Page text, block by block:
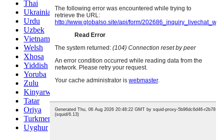
Thai
Ukrainian
Urdu
Uzbek
Vietnamese
Welsh
Xhosa
Yiddish
Yoruba
Zulu
Kinyarwanda
Tatar
Oriya
Turkmen
Uyghur